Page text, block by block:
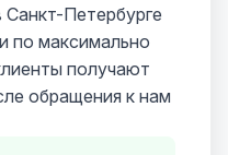
Петербурге
по максимально
получают
обращения к нам